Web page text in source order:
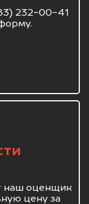
232-00-41
наш оценщик
цену за